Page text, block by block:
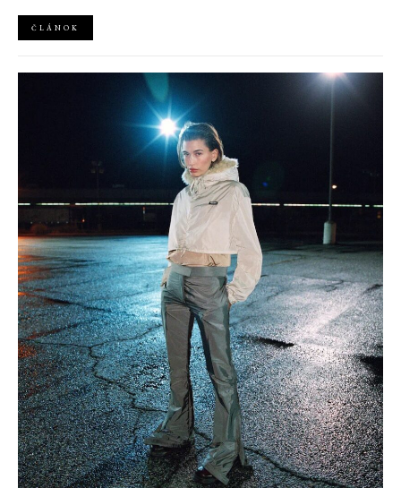
aktuálnym trendom.
ČLÁNOK